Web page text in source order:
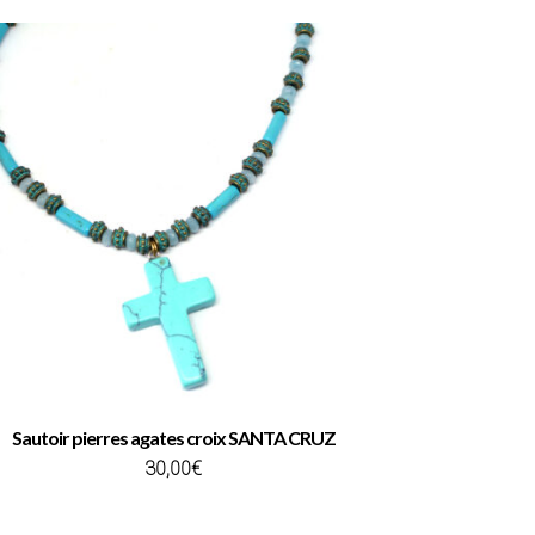
plusieurs
variations.
Les
options
peuvent
être
Sautoir pierres agates croix SANTA CRUZ
30,00€